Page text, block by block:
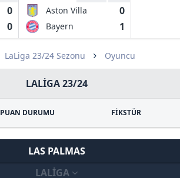
0
0
Aston Villa 0
Bayern
1
LaLiga 23/24 Sezonu Oyuncu
LALIGA 23/24
PUAN DURUMU FİKSTÜR
LAS PALMAS
LALIGA